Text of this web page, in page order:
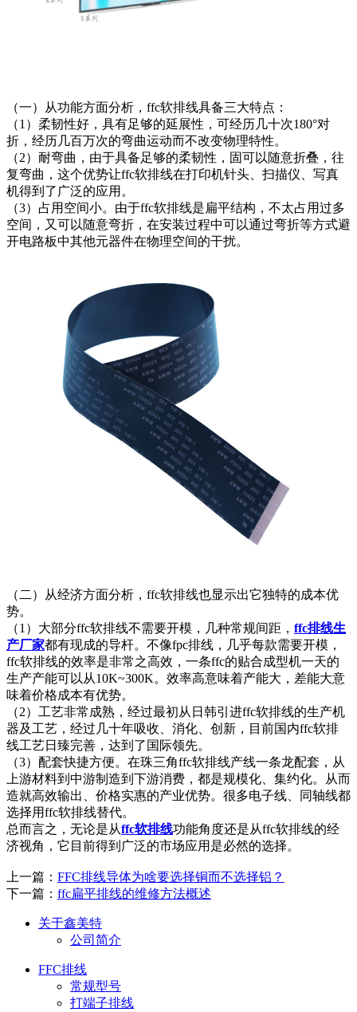
（一）从功能方面分析，ffc软排线具备三大特点：
（1）柔韧性好，具有足够的延展性，可经历几十次180°对
折，经历几百万次的弯曲运动而不改变物理特性。
（2）耐弯曲，由于具备足够的柔韧性，固可以随意折叠，往
复弯曲，这个优势让ffc软排线在打印机针头、扫描仪、写真
机得到了广泛的应用。
（3）占用空间小。由于ffc软排线是扁平结构，不太占用过多
空间，又可以随意弯折，在安装过程中可以通过弯折等方式避
开电路板中其他元器件在物理空间的干扰。
（二）从经济方面分析，ffc软排线也显示出它独特的成本优
势。
（1）大部分ffc软排线不需要开模，几种常规间距， ffc排线生
产厂家都有现成的导杆。不像fpc排线，几乎每款需要开模，
ffc软排线的效率是非常之高效，一条ffc的贴合成型机一天的
生产产能可以从10K~300K。效率高意味着产能大，差能大意
味着价格成本有优势。
（2）工艺非常成熟，经过最初从日韩引进ffc软排线的生产机
器及工艺，经过几十年吸收、消化、创新，目前国内ffc软排
线工艺日臻完善，达到了国际领先。
（3）配套快捷方便。在珠三角ffc软排线产线一条龙配套，从
上游材料到中游制造到下游消费，都是规模化、集约化。从而
造就高效输出、价格实惠的产业优势。很多电子线、同轴线都
选择用ffc软排线替代。
总而言之，无论是从ffc软排线功能角度还是从ffc软排线的经
济视角，它目前得到广泛的市场应用是必然的选择。
上一篇： FFC排线导体为啥要选择铜而不选择铝？
下一篇： ffc扁平排线的维修方法概述
关于鑫美特
公司简介
FFC排线
常规型号
打端子排线